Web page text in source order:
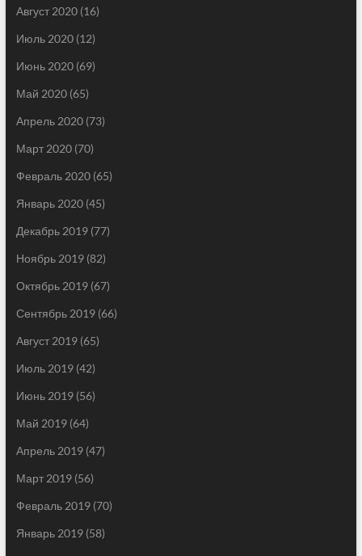
Август 2020(16)
Июль 2020(12)
Июнь 2020(69)
Май 2020(65)
Апрель 2020(73)
Март 2020(70)
Февраль 2020(65)
Январь 2020(45)
Декабрь 2019(77)
Ноябрь 2019(82)
Октябрь 2019(67)
Сентябрь 2019(66)
Август 2019(65)
Июль 2019(42)
Июнь 2019(56)
Май 2019(64)
Апрель 2019(47)
Март 2019(56)
Февраль 2019(70)
Январь 2019(58)